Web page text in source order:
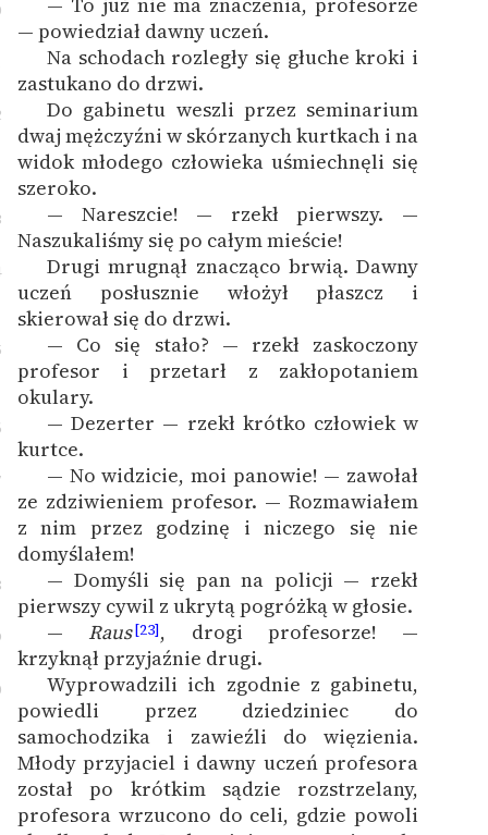
— powiedział dawny uczeń.
Na schodach rozległy się głuche kroki i
zastukano do drzwi.
Do gabinetu weszli przez seminarium
dwaj mężczyźni w skórzanych kurtkach i na
widok młodego człowieka uśmiechnęli się
szeroko.
— Nareszcie! — rzekł pierwszy. —
Naszukaliśmy się po całym mieście!
Drugi mrugnął znacząco brwią. Dawny
uczeń posłusznie włożył płaszcz i
skierował się do drzwi.
— Co się stało? — rzekł zaskoczony
profesor i przetarł z zakłopotaniem
okulary.
— Dezerter — rzekł krótko człowiek w
kurtce.
— No widzicie, moi panowie! — zawołał
ze zdziwieniem profesor. — Rozmawiałem
z nim przez godzinę i niczego się nie
domyślałem!
— Domyśli się pan na policji — rzekł
pierwszy cywil z ukrytą pogróżką w głosie.
—Raus[23], drogi profesorze! —
krzyknął przyjaźnie drugi.
Wyprowadzili ich zgodnie z gabinetu,
powiedli przez dziedziniec do
samochodzika i zawieźli do więzienia.
Młody przyjaciel i dawny uczeń profesora
został po krótkim sądzie rozstrzelany,
profesora wrzucono do celi, gdzie powoli